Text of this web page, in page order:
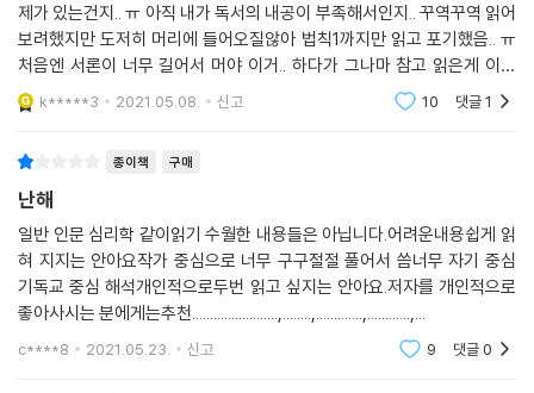
제가 있는건지.. ㅠ 아직 내가 독서의 내공이 부족해서인지.. 꾸역꾸역 읽어
보려했지만 도저히 머리에 들어오질않아 법칙1까지만 읽고 포기했음.. ㅠ
처음엔 서론이 너무 길어서 머야 이거.. 하다가 그나마 참고 읽은게 이정
도... 휴~ 저자님은 그냥 너튜브에서만 만나는걸로......
k*****3 2021.05.08. 신고 10 댓글1
종이책 구매
난해
일반 인문 심리학 같이읽기 수월한 내용들은 아닙니다.어려운내용쉽게 읽
혀 지지는 안아요작가 중심으로 너무 구구절절 풀어서 씀너무 자기 중심
기독교 중심 해석개인적으로두번 읽고 싶지는 안아요.저자를 개인적으로
좋아사시는 분에게는추천........................,........,.............,............,...
c****8 2021.05.23. 신고 9 댓글0